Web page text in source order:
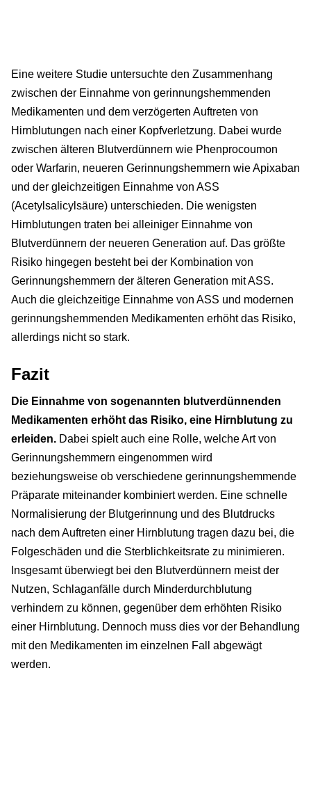
Eine weitere Studie untersuchte den Zusammenhang
zwischen der Einnahme von gerinnungshemmenden
Medikamenten und dem verzögerten Auftreten von
Hirnblutungen nach einer Kopfverletzung. Dabei wurde
zwischen älteren Blutverdünnern wie Phenprocoumon
oder Warfarin, neueren Gerinnungshemmern wie Apixaban
und der gleichzeitigen Einnahme von ASS
(Acetylsalicylsäure) unterschieden. Die wenigsten
Hirnblutungen traten bei alleiniger Einnahme von
Blutverdünnern der neueren Generation auf. Das größte
Risiko hingegen besteht bei der Kombination von
Gerinnungshemmern der älteren Generation mit ASS.
Auch die gleichzeitige Einnahme von ASS und modernen
gerinnungshemmenden Medikamenten erhöht das Risiko,
allerdings nicht so stark.
Fazit
Die Einnahme von sogenannten blutverdünnenden
Medikamenten erhöht das Risiko, eine Hirnblutung zu
erleiden. Dabei spielt auch eine Rolle, welche Art von
Gerinnungshemmern eingenommen wird
beziehungsweise ob verschiedene gerinnungshemmende
Präparate miteinander kombiniert werden. Eine schnelle
Normalisierung der Blutgerinnung und des Blutdrucks
nach dem Auftreten einer Hirnblutung tragen dazu bei, die
Folgeschäden und die Sterblichkeitsrate zu minimieren.
Insgesamt überwiegt bei den Blutverdünnern meist der
Nutzen, Schlaganfälle durch Minderdurchblutung
verhindern zu können, gegenüber dem erhöhten Risiko
einer Hirnblutung. Dennoch muss dies vor der Behandlung
mit den Medikamenten im einzelnen Fall abgewägt
werden.